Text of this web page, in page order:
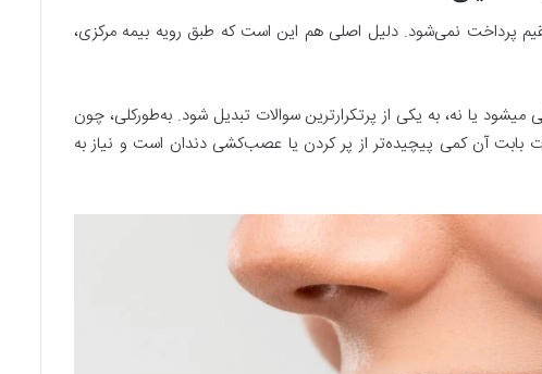
پرداخت نمی‌شود. دلیل اصلی هم این است که طبق رویه بیمه مرکزی،
یا نه، به یکی از پرتکرارترین سوالات تبدیل شود. به‌طور‌کلی، چون
بابت آن کمی پیچیده‌تر از پر کردن یا عصب‌کشی دندان است و نیاز به